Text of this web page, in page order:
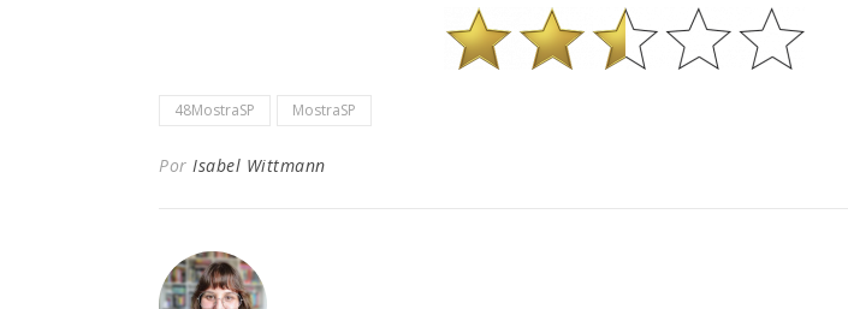
48MostraSP MostraSP
Por Isabel Wittmann